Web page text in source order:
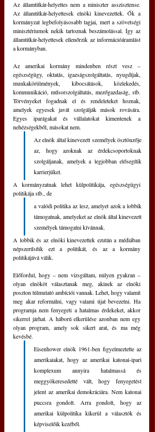
Az államtitkár-helyettes nem a miniszter asszisztense.
Az államtitkár-helyettesek elnöki kinevezettek. Ők a
kormányzat legbefolyásosabb tagjai, mert a szövetségi
minisztériumok nekik tartoznak beszámolással. Így az
államtitkár-helyettesek ellenőrzik az információáramlást
a kormányban.
Az amerikai kormány mindenben részt vesz –
egészségügy, oktatás, igazságszolgáltatás, nyugdíjak,
munkakörülmények, kibocsátások, közlekedés,
kommunikáció, műsorszolgáltatás, mezőgazdaság, stb.
Törvényeket fogadnak el és rendeleteket hoznak,
amelyek egyesek javát szolgálják mások rovására.
Egyes iparágakat és vállalatokat kimentenek a
nehézségekből, másokat nem.
Az elnök által kinevezett személyek ösztönzője
az, hogy azoknak az érdekcsoportoknak
szolgáljanak, amelyek a legjobban elősegítik
karrierjüket.
A kormányzatnak lehet külpolitikája, egészségügyi
politikája stb., de
a valódi politika az lesz, amelyet azok a lobbik
támogatnak, amelyeket az elnök által kinevezett
személyek támogatni kívánnak.
A lobbik és az elnöki kinevezettek ezután a médiában
népszerűsítik ezt a politikát, és az a kormány
politikájává válik.
Előfordul, hogy – nem vizsgáltam, milyen gyakran –
olyan elnököt választanak meg, akinek az elnöki
poszton túlmutató ambíciói vannak. Lehet, hogy valamit
meg akar reformálni, vagy valami újat bevezetni. Ha
programja nem fenyegeti a hatalmas érdekeket, akkor
sikerrel járhat. A háború elkerülése azonban nem egy
olyan program, amely sok sikert arat, és ma még
kevésbé.
Eisenhower elnök 1961-ben figyelmeztette az
amerikaiakat, hogy az amerikai katonai-ipari
komplexum annyira hatalmassá és
meggyökeresedetté vált, hogy fenyegetést
jelent az amerikai demokráciára. Nem katonai
puccsra gondolt. Arra gondolt, hogy az
amerikai külpolitika kikerül a választók és
képviselőik kezéből.